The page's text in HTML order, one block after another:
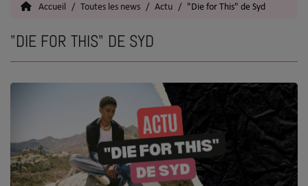
Actu
Talents
Top 5
Accueil Toutes les news Actu "Die for This" de Syd
"DIE FOR THIS" DE SYD